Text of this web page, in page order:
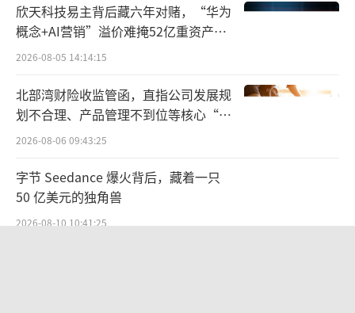
一位手机业内分析师对蓝鲸科技记者表
示，国内头部厂商“已经把能找的传统光学巨
头几乎‘瓜分’干净”，“接下来想联名，可
能得去考古或者跨界了”。当光学伙伴的资源
池见底，真正决定胜负的，不再是“和谁联
名”，而是“如何将联名转化为系统级的技术
壁垒”。（责任编辑：zx0280）
欣天科技易主背后藏六年对赌，“华为
概念+AI营销”溢价难掩52亿重资产考
验
2026-08-05 14:14:15
北部湾财险收监管函，直指公司发展规
划不合理、产品管理不到位等核心“痛
点”
2026-08-06 09:43:25
字节 Seedance 爆火背后，藏着一只
50 亿美元的独角兽
2026-08-10 10:41:25